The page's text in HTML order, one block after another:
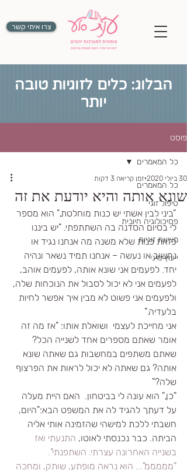
צרו איתי קשר
הבלוג: כלים לזוגיות טובה
יותר
פוסט
כל המאמרים
טיפול זוגי
פסיכולוגיה חיובית
מציאת זוגיות
ייעוץ מיני
כל המאמרים
שונא אותה והיא יודעת את זה
30 ביולי 2020 זמן קריאה 3 דקות
”ביני לבין אשתי יש כנות מוחלטת," הוא מספר
לי בסיום הסדנה בה השתתפתי. "יש ביננו
כזאת כנות שלא משנה מה אנחנו נגיד או
נחשוב או נעשה – אנחנו תמיד נשאר ונהיה
יחד. לפעמים אני שונא אותה, לפעמים אוהב,
לפעמים אני לא יכול לסבול את הנוכחות שלה,
ולפעמים אני פשוט לא מבין איך אפשר לחיות
בלעדיה."
אני מחייכת לעצמי  ושואלת אותו: "אז מה זה
אומר שאתם מספרים אחד לשנייה הכל?
שאתם משתפים במחשבות גם שאתה שונא
אותה? גם שאתה לא יכול לראות את הפרצוף
שלה?"
"כן," הוא עונה לי בביטחון.  האם היית מעלה
על דעתך להגיד לה את המשפט הבא:"היום,
חשבתי ללכת למישהי שהזמינה אותי אליה
הביתה. כבר נכנסתי לאוטו, התנעתי ואז
בשנייה האחרונה עצרתי. השתפנתי".
"מממממ"... הוא נראה מופתע, שותק, ומחכה